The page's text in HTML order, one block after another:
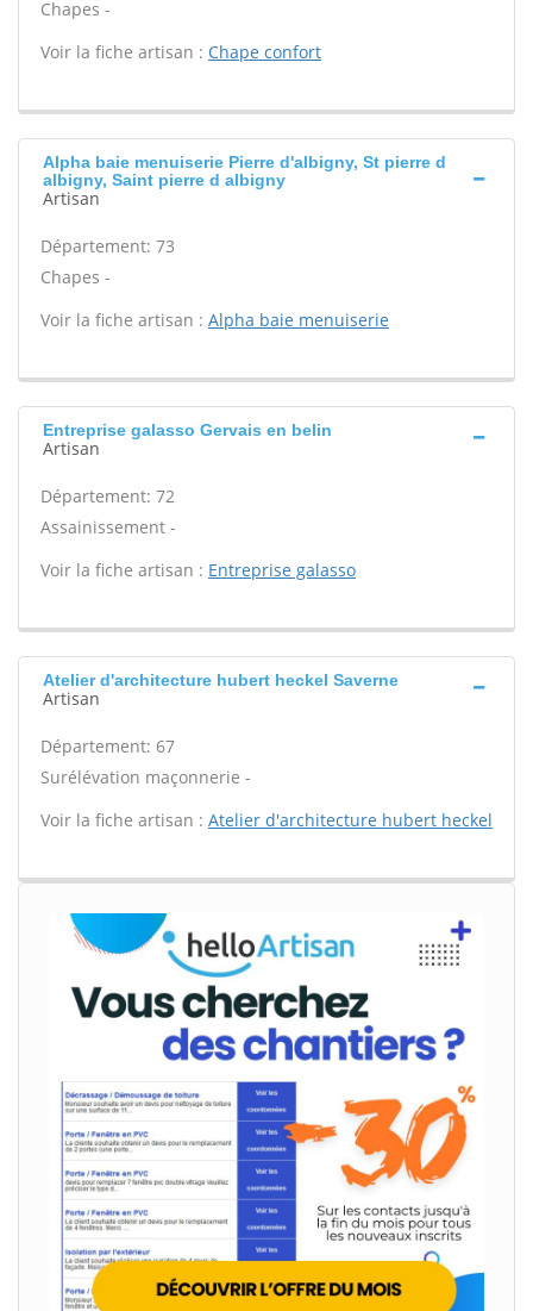
Chapes -
Voir la fiche artisan : Chape confort
Alpha baie menuiserie Pierre d'albigny, St pierre d
albigny, Saint pierre d albigny
Artisan
Département: 73
Chapes -
Voir la fiche artisan : Alpha baie menuiserie
Entreprise galasso Gervais en belin
Artisan
Département: 72
Assainissement -
Voir la fiche artisan : Entreprise galasso
Atelier d'architecture hubert heckel Saverne
Artisan
Département: 67
Surélévation maçonnerie -
Voir la fiche artisan : Atelier d'architecture hubert heckel